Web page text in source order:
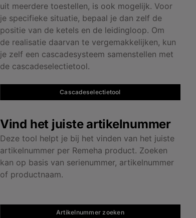
uit meerdere toestellen, is ook mogelijk. Voor
je specifieke situatie, bepaal je dan zelf de
positie van de ketels en de leidingloop. Om
de realisatie daarvan te vergemakkelijken, kun
je zelf een cascadesysteem samenstellen met
de cascadeselectietool.
Cascadeselectietool
Vind het juiste artikelnummer
Deze tool helpt je bij het vinden van het juiste
artikelnummer per Remeha product. Zoeken
kan op basis van serienummer, artikelnummer
of productnaam.
Artikelnummer zoeken